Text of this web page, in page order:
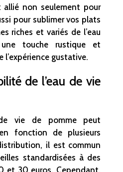
allié non seulement pour
pour sublimer vos plats
riches et variés de l’eau
touche rustique et
l’expérience gustative.
de l’eau de vie
vie de pomme peut
fonction de plusieurs
il est commun
standardisées à des
et 30 euros. Cependant,